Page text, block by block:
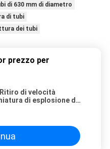
di 630 mm di diametro
di tubi
dei tubi
prezzo per
di velocità
di esplosione del